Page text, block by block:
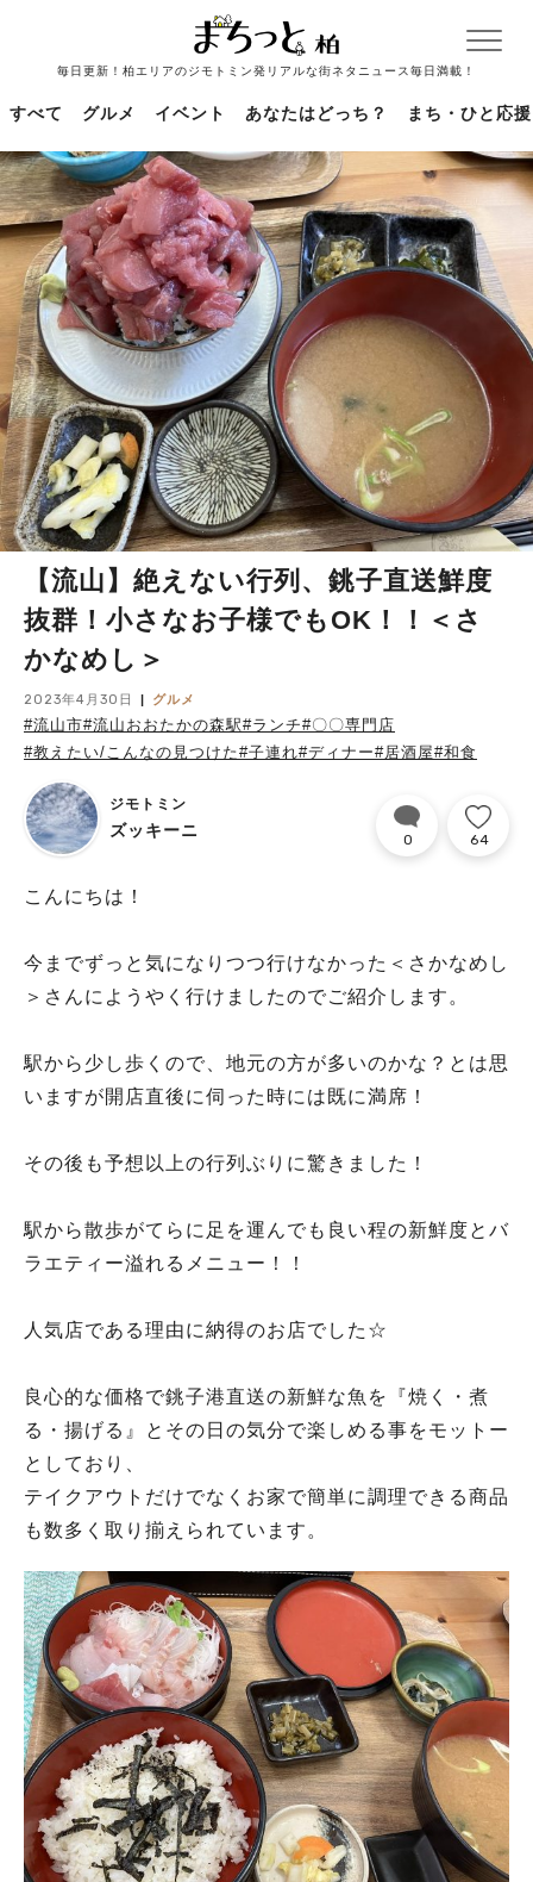
毎日更新！柏エリアのジモトミン発リアルな街ネタニュース毎日満載！
すべて グルメ イベント あなたはどっち？ まち・ひと応援
【流山】絶えない行列、銚子直送鮮度
抜群！小さなお子様でもOK！！＜さ
かなめし＞
2023年4月30日 グルメ
#流山市#流山おおたかの森駅#ランチ#〇〇専門店
#教えたい/こんなの見つけた#子連れ#ディナー#居酒屋#和食
ジモトミン
ズッキーニ 0 64
こんにちは！
今までずっと気になりつつ行けなかった＜さかなめし
＞さんにようやく行けましたのでご紹介します。
駅から少し歩くので、地元の方が多いのかな？とは思
いますが開店直後に伺った時には既に満席！
その後も予想以上の行列ぶりに驚きました！
駅から散歩がてらに足を運んでも良い程の新鮮度とバ
ラエティー溢れるメニュー！！
人気店である理由に納得のお店でした☆
良心的な価格で銚子港直送の新鮮な魚を『焼く・煮
る・揚げる』とその日の気分で楽しめる事をモットー
としており、
テイクアウトだけでなくお家で簡単に調理できる商品
も数多く取り揃えられています。